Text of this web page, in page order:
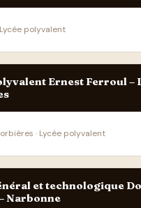
polyvalent
Ernest Ferroul –
· Lycée polyvalent
et technologique
Narbonne